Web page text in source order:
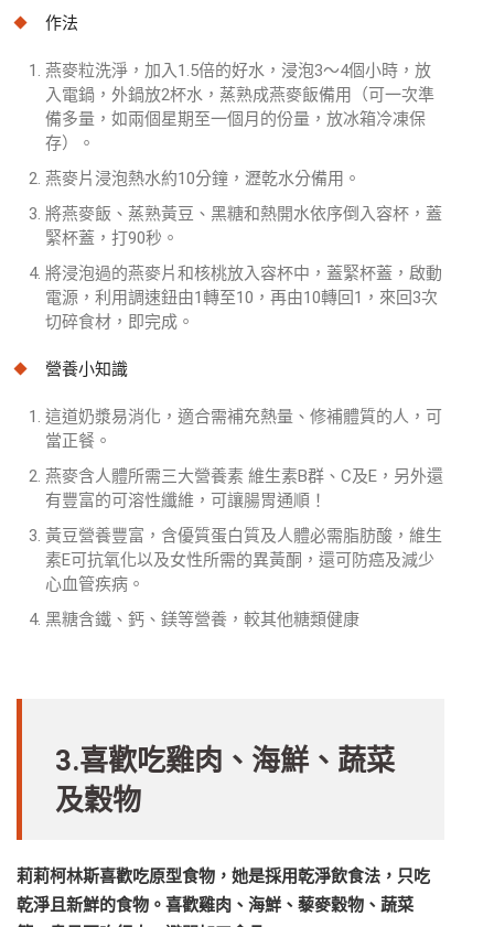
作法
燕麥粒洗淨，加入1.5倍的好水，浸泡3～4個小時，放
入電鍋，外鍋放2杯水，蒸熟成燕麥飯備用（可一次準
備多量，如兩個星期至一個月的份量，放冰箱冷凍保
存）。
燕麥片浸泡熱水約10分鐘，瀝乾水分備用。
將燕麥飯、蒸熟黃豆、黑糖和熱開水依序倒入容杯，蓋
緊杯蓋，打90秒。
將浸泡過的燕麥片和核桃放入容杯中，蓋緊杯蓋，啟動
電源，利用調速鈕由1轉至10，再由10轉回1，來回3次
切碎食材，即完成。
營養小知識
這道奶漿易消化，適合需補充熱量、修補體質的人，可
當正餐。
燕麥含人體所需三大營養素 維生素B群、C及E，另外還
有豐富的可溶性纖維，可讓腸胃通順！
黃豆營養豐富，含優質蛋白質及人體必需脂肪酸，維生
素E可抗氧化以及女性所需的異黃酮，還可防癌及減少
心血管疾病。
黑糖含鐵、鈣、鎂等營養，較其他糖類健康
3.喜歡吃雞肉、海鮮、蔬菜
及穀物
莉莉柯林斯喜歡吃原型食物，她是採用乾淨飲食法，只吃
乾淨且新鮮的食物。喜歡雞肉、海鮮、藜麥穀物、蔬菜